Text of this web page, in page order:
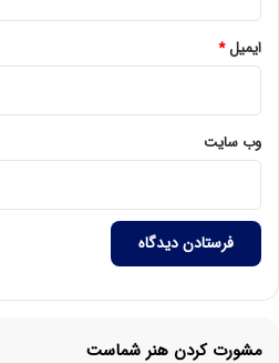
ایمیل*
وب‌ سایت
مشورت کردن هنر شماست